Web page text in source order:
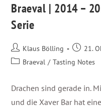
Braeval | 2014 –
Serie
Klaus Bölling
21.
Braeval / Tasting Notes
Drachen sind gerade in.
und die Xaver Bar hat